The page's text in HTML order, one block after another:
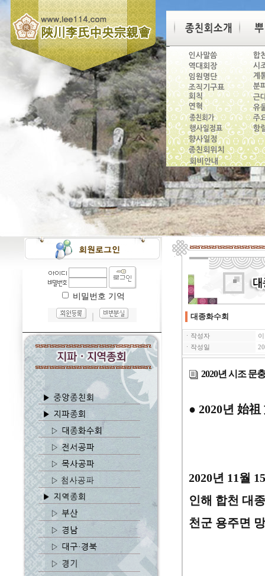
비밀번호 기억
대종화수회
ㆍ작성자
ㆍ작성일
2020년 시조 문
● 2020년 始祖
2020년 11월 15
인해 합천 대
천군 용주면